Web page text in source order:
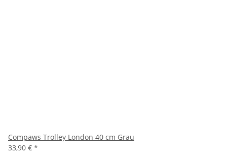
Compaws Trolley London 40 cm Grau
33,90 € *